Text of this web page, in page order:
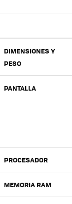
DIMENSIONES Y
PESO
PANTALLA
PROCESADOR
MEMORIA RAM